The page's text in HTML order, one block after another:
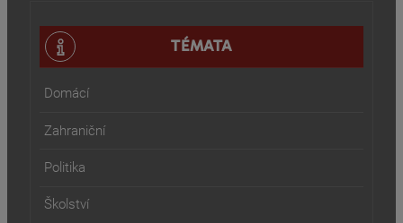
TÉMATA
Domácí
Zahraniční
Politika
Školství